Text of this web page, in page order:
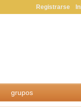
Registrarse
grupos